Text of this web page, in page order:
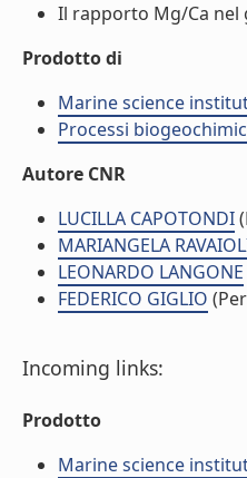
Il rapporto Mg/Ca nel
Prodotto di
Marine science
Processi
Autore CNR
LUCILLA CAPOTONDI
MARIANGELA
LEONARDO LANGONE
FEDERICO GIGLIO
Incoming links:
Prodotto
Marine science